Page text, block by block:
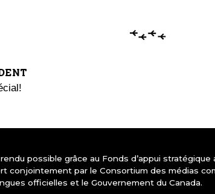
possible grâce au Fonds d’appui stratégique
conjointement par le Consortium des médias
officielles et le Gouvernement du Canada.